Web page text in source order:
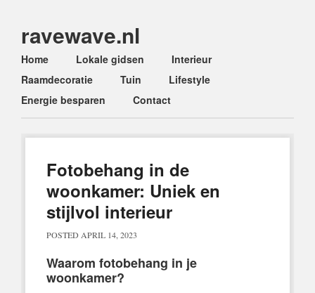
ravewave.nl
Main menu
Skip
to
content
Home Lokale gidsen
Interieur
Raamdecoratie
Tuin
Lifestyle
Energie besparen
Contact
Fotobehang in de
woonkamer: Uniek en
stijlvol interieur
POSTED APRIL 14, 2023
Waarom fotobehang in je
woonkamer?